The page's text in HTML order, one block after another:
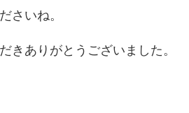
さいね。
きありがとうございました。